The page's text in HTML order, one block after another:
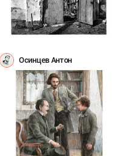
Осинцев Антон